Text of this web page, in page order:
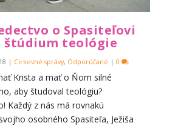
o Spasiteľovi
štúdium teológie
| Cirkevné správy, Odporúčané |0
Krista a mať o Ňom silné
aby študoval teológiu?
Každý z nás má rovnakú
osobného Spasiteľa, Ježiša